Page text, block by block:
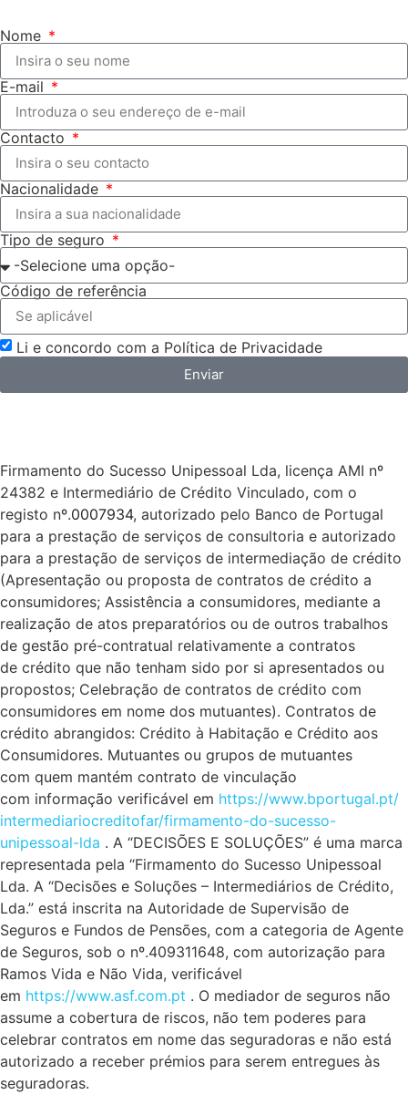
Nome
E-mail
Contacto
Nacionalidade
Tipo de seguro
Código de referência
Li e concordo com a Política de Privacidade
Enviar
Firmamento do Sucesso Unipessoal Lda, licença AMI nº
24382 e Intermediário de Crédito Vinculado, com o
registo nº.0007934, autorizado pelo Banco de Portugal
para a prestação de serviços de consultoria e autorizado
para a prestação de serviços de intermediação de crédito
(Apresentação ou proposta de contratos de crédito a
consumidores; Assistência a consumidores, mediante a
realização de atos preparatórios ou de outros trabalhos
de gestão pré-contratual relativamente a contratos
de crédito que não tenham sido por si apresentados ou
propostos; Celebração de contratos de crédito com
consumidores em nome dos mutuantes). Contratos de
crédito abrangidos: Crédito à Habitação e Crédito aos
Consumidores. Mutuantes ou grupos de mutuantes
com quem mantém contrato de vinculação
com informação verificável em https://www.bportugal.pt/
intermediariocreditofar/firmamento-do-sucesso-
unipessoal-lda . A “DECISÕES E SOLUÇÕES” é uma marca
representada pela “Firmamento do Sucesso Unipessoal
Lda. A “Decisões e Soluções – Intermediários de Crédito,
Lda.” está inscrita na Autoridade de Supervisão de
Seguros e Fundos de Pensões, com a categoria de Agente
de Seguros, sob o nº.409311648, com autorização para
Ramos Vida e Não Vida, verificável
em https://www.asf.com.pt . O mediador de seguros não
assume a cobertura de riscos, não tem poderes para
celebrar contratos em nome das seguradoras e não está
autorizado a receber prémios para serem entregues às
seguradoras.